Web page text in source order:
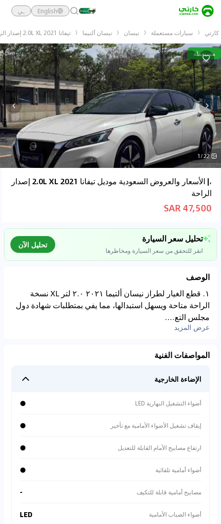
English ـي
كارتي سيارات مستعملة نيسان نيسان ألتيما تيفانا 2021 2.0L XL إصدار الراحة
مستعملة
1/22
،| الأسعار والعروض السعودية موديل تيفانا 2021 2.0L XL إصدار
الراحة
47,500 SAR
تحليل سعر السيارة
انقر للتحقق من سعر السيارة ومخاطرها
تحليل الآن
تحليل بيانات السوق
اتصال إلى قواعد البيانات للسيارات المستعملة
SAR29,000
65,000
km
2020
مواصفات غير خليجية
⚠ تنبيه حوادث
لدى المركبة سجلات
⚠مخاطر المعاملة
أو حماية.
الوصف
١. قطع الغيار لطراز نيسان ألتيما ٢٠٢١ ٢.٠ لتر XL نسخة
الراحة متاحة ويسهل استبدالها، مما يفي بمتطلبات شهادة دول
مجلس التع....
عرض المزيد
المواصفات الفنية
الإضاءة الخارجية
أضواء التشغيل النهارية LED ●
إيقاف تشغيل الأضواء الأمامية مع تأخير ●
ارتفاع مصابيح الأمام القابلة للتعديل ●
أضواء أمامية تلقائية ●
مصابيح أمامية قابلة للتكيف -
أضواء الضباب الأمامية LED